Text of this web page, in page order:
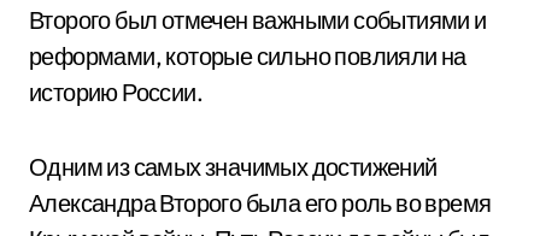
Второго был отмечен важными событиями и
реформами, которые сильно повлияли на
историю России.
Одним из самых значимых достижений
Александра Второго была его роль во время